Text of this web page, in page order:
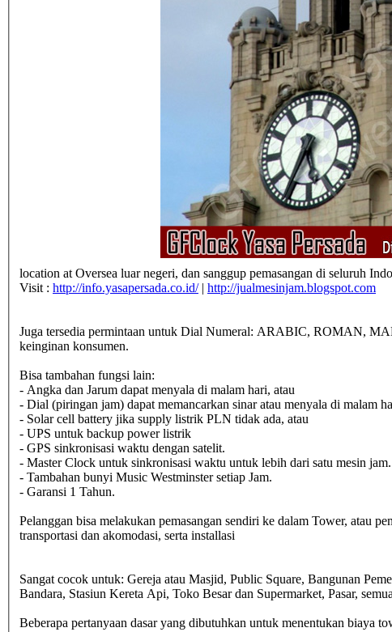
location at Oversea luar negeri, dan sanggup pemasangan di seluruh
Visit : http://info.yasapersada.co.id/| http://jualmesinjam.blogspot.com
Juga tersedia permintaan untuk Dial Numeral: ARABIC, ROMAN,
keinginan konsumen.
Bisa tambahan fungsi lain:
- Angka dan Jarum dapat menyala di malam hari, atau
- Dial (piringan jam) dapat memancarkan sinar atau menyala di malam
- Solar cell battery jika supply listrik PLN tidak ada, atau
- UPS untuk backup power listrik
- GPS sinkronisasi waktu dengan satelit.
- Master Clock untuk sinkronisasi waktu untuk lebih dari satu mesin jam.
- Tambahan bunyi Music Westminster setiap Jam.
- Garansi 1 Tahun.
Pelanggan bisa melakukan pemasangan sendiri ke dalam Tower, atau
transportasi dan akomodasi, serta installasi
Sangat cocok untuk: Gereja atau Masjid, Public Square, Bangunan
Bandara, Stasiun Kereta Api, Toko Besar dan Supermarket, Pasar,
Beberapa pertanyaan dasar yang dibutuhkan untuk menentukan biaya